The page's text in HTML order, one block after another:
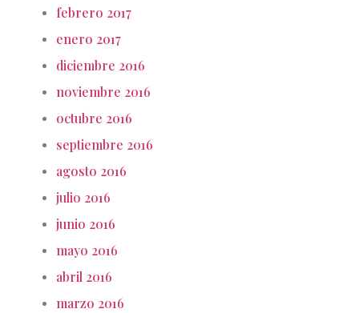
febrero 2017
enero 2017
diciembre 2016
noviembre 2016
octubre 2016
septiembre 2016
agosto 2016
julio 2016
junio 2016
mayo 2016
abril 2016
marzo 2016